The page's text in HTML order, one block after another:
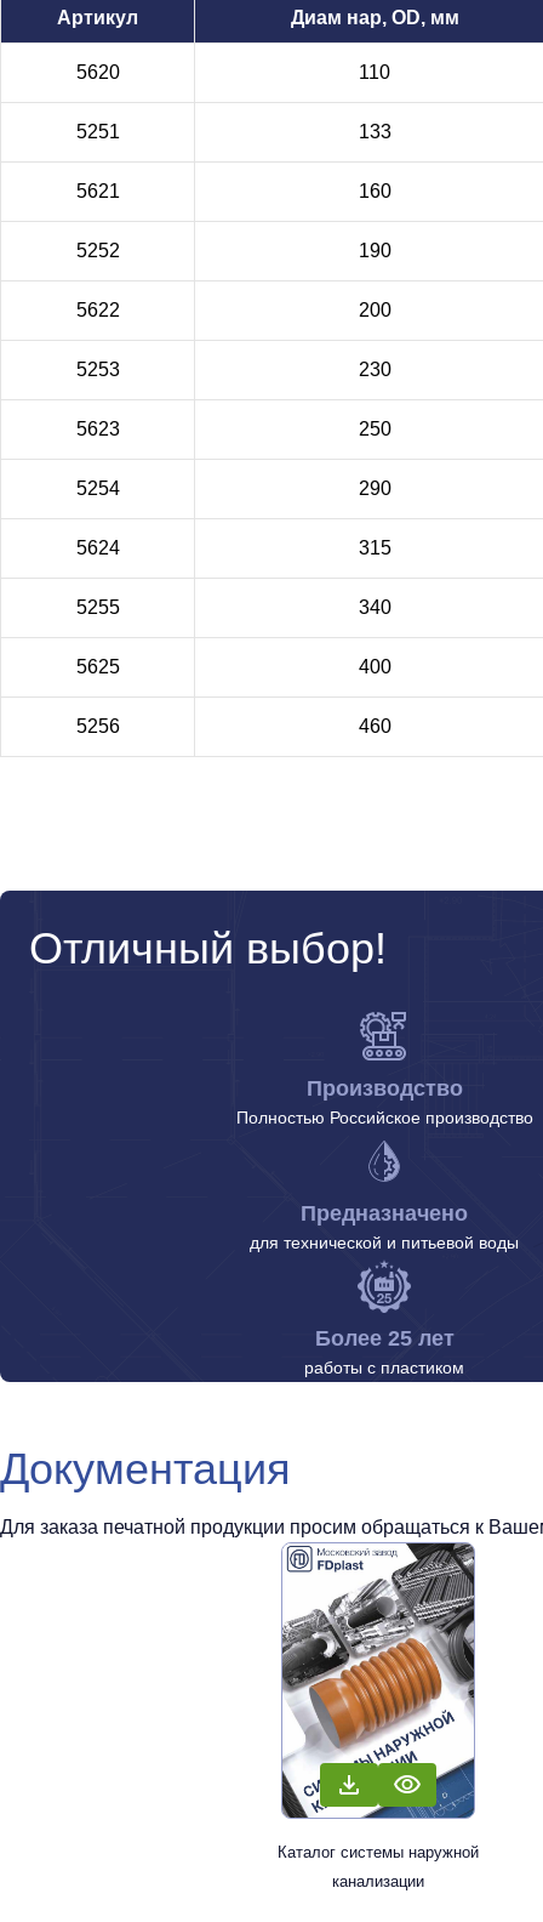
Артикул Диам нар, OD, мм
5620 110
5251 133
5621 160
5252 190
5622 200
5253 230
5623 250
5254 290
5624 315
5255 340
5625 400
5256 460
Отличный выбор!
Производство
Полностью Российское производство
Предназначено
для технической и питьевой воды
Более 25 лет
работы с пластиком
Документация
Для заказа печатной продукции просим обращаться к
Каталог системы наружной
канализации